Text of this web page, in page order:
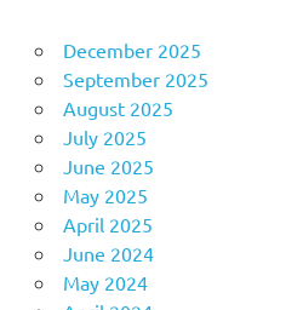
December 2025
September 2025
August 2025
July 2025
June 2025
May 2025
April 2025
June 2024
May 2024